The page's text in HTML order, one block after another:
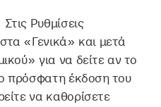
Στις Ρυθμίσεις
«Γενικά» και μετά
για να δείτε αν το
πρόσφατη έκδοση του
να καθορίσετε